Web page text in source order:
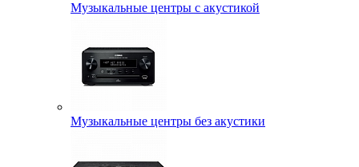
Музыкальные центры с акустикой
Музыкальные центры без акустики